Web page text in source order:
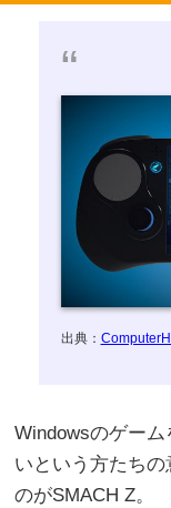
出典：
Windowsのゲー
いという方たち
のがSMACH Z。